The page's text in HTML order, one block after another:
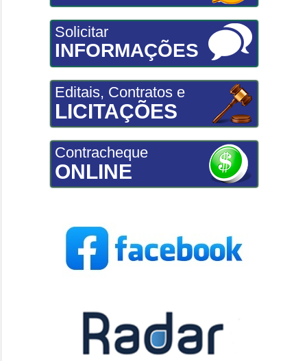
Solicitar
INFORMAÇÕES
Editais, Contratos e
LICITAÇÕES
Contracheque
ONLINE